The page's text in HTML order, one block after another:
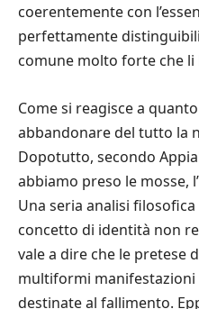
coerentemente con
perfettamente
comune molto forte che
Come si reagisce a
abbandonare del tutto la
Dopotutto, secondo
abbiamo preso le mosse,
Una seria analisi
concetto di identità non
vale a dire che le pretese
multiformi manifestazioni
destinate al fallimento.